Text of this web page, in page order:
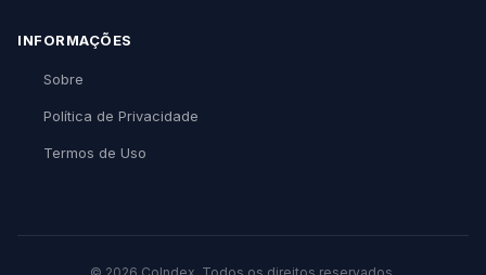
INFORMAÇÕES
Sobre
Política de Privacidade
Termos de Uso